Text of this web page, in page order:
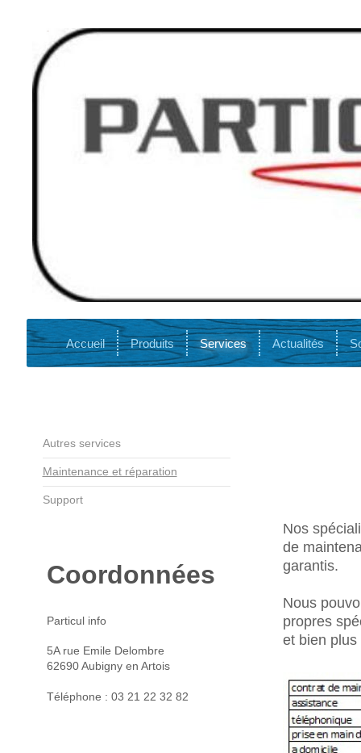
Accueil Produits Services Actualités
Nos
de
garantis.
Nous
propres
et bien plus
Autres services
Maintenance et réparation
Support
Coordonnées
Particul info
5A rue Emile Delombre
62690 Aubigny en Artois
Téléphone : 03 21 22 32 82